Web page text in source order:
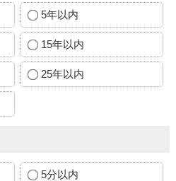
5年以内
15年以内
25年以内
5分以内